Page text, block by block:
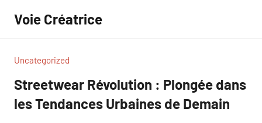
contenu
Voie Créatrice
Uncategorized
Streetwear Révolution : Plongée dans
les Tendances Urbaines de Demain